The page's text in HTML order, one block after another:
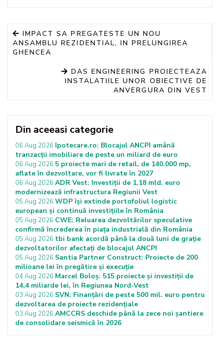
IMPACT SA PREGATESTE UN NOU
ANSAMBLU REZIDENTIAL, IN PRELUNGIREA
GHENCEA
DAS ENGINEERING PROIECTEAZA
INSTALATIILE UNOR OBIECTIVE DE
ANVERGURA DIN VEST
Din aceeasi categorie
06 Aug 2026 Ipotecare.ro: Blocajul ANCPI amână
tranzacții imobiliare de peste un miliard de euro
06 Aug 2026 5 proiecte mari de retail, de 140.000 mp,
aflate în dezvoltare, vor fi livrate în 2027
06 Aug 2026 ADR Vest: Investiții de 1,18 mld. euro
modernizează infrastructura Regiunii Vest
05 Aug 2026 WDP își extinde portofoliul logistic
european și continuă investițiile în România
05 Aug 2026 CWE: Reluarea dezvoltărilor speculative
confirmă încrederea în piața industrială din România
05 Aug 2026 tbi bank acordă până la două luni de grație
dezvoltatorilor afectați de blocajul ANCPI
05 Aug 2026 Santia Partner Construct: Proiecte de 200
milioane lei în pregătire și execuție
04 Aug 2026 Marcel Boloș: 515 proiecte și investiții de
14,4 miliarde lei, în Regiunea Nord-Vest
03 Aug 2026 SVN: Finanțări de peste 500 mil. euro pentru
dezvoltarea de proiecte rezidențiale
03 Aug 2026 AMCCRS deschide până la zece noi șantiere
de consolidare seismică în 2026